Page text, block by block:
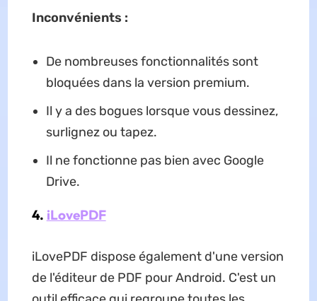
Inconvénients :
De nombreuses fonctionnalités sont
bloquées dans la version premium.
Il y a des bogues lorsque vous dessinez,
surlignez ou tapez.
Il ne fonctionne pas bien avec Google
Drive.
4. iLovePDF
iLovePDF dispose également d'une version
de l'éditeur de PDF pour Android. C'est un